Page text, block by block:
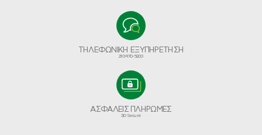
ΤΗΛΕΦΩΝΙΚΗ ΕΞΥΠΗΡΕΤΗΣΗ
210-970-5200
ΑΣΦΑΛΕΙΣ ΠΛΗΡΩΜΕΣ
3D Secure